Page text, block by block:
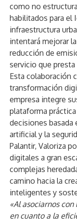
como no
habilitados para el
infraestructura
intentará mejorar
reducción de
servicio que
Esta colaboración
transformación
empresa integre
plataforma
decisiones basada
artificial y la
Palantir, Valoriza
digitales a gran
complejas
camino hacia la
inteligentes y
«Al asociarnos
en cuanto a la